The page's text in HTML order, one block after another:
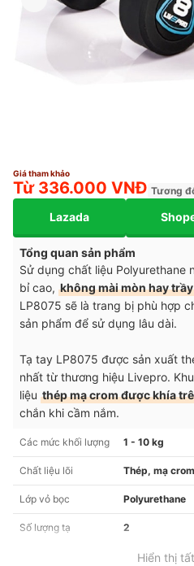
Giá tham khảo
Từ 336.000 VNĐ Tương
Lazada
Tổng quan sản phẩm
Sử dụng chất liệu Polyurethane
bỉ cao, không mài mòn hay
LP8075 sẽ là trang bị phù hợp
sản phẩm để sử dụng lâu dài.
Tạ tay LP8075 được sản xuất
nhất từ thương hiệu Livepro.
liệu thép mạ crom được khía
chắn khi cầm nắm.
Các mức khối lượng 1 - 10 kg
Chất liệu lõi Thép, mạ
Lớp vỏ bọc Polyurethane
Số lượng tạ 2
Hiển thị